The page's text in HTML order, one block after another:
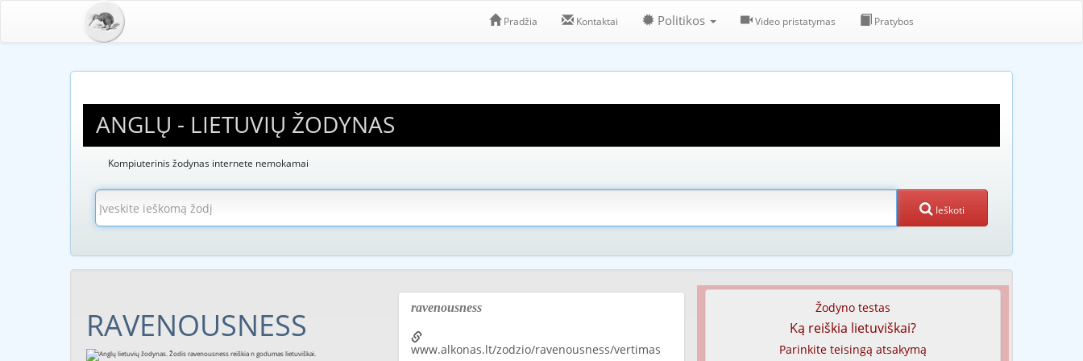
Pradžia Kontaktai Politikos Video pristatymas Pratybos
ANGLŲ - LIETUVIŲ ŽODYNAS
Kompiuterinis žodynas internete nemokamai
Ieškoti
RAVENOUSNESS ravenousness
www.alkonas.lt/zodzio/ravenousness/vertimas
Žodyno testas
Ką reiškia lietuviškai?
Parinkite teisingą atsakymą